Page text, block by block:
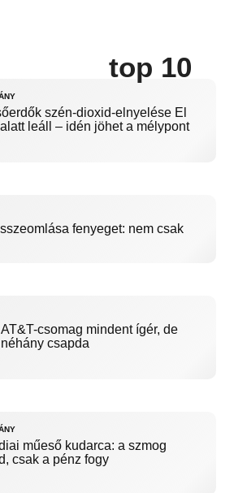
top 10
szén-dioxid-elnyelése El
leáll – idén jöhet a mélypont
fenyeget: nem csak
csomag mindent ígér, de
csapda
műeső kudarca: a szmog
csak a pénz fogy